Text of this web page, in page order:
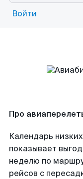
Войти
Про
Календарь
показывает
неделю по
рейсов с